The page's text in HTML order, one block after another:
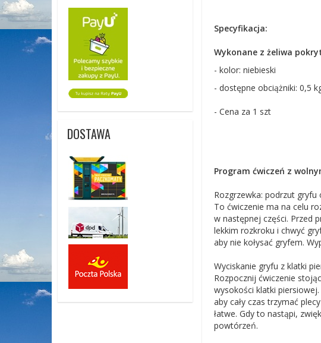
Specyfikacja:
Wykonane z żeliwa
- kolor: niebieski
- dostępne obciążniki: 0,5
- Cena za 1 szt
Program ćwiczeń z
Rozgrzewka: podrzut gryfu
To ćwiczenie ma na celu
w następnej części. Przed
lekkim rozkroku i chwyć
aby nie kołysać gryfem.
Wyciskanie gryfu z klatki
Rozpocznij ćwiczenie
wysokości klatki
aby cały czas trzymać
łatwe. Gdy to nastąpi,
powtórzeń.
DOSTAWA